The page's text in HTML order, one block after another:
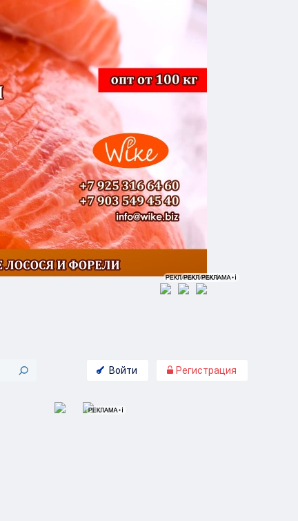
Войти Регистрация